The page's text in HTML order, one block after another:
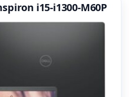
i15-i1300-M60P